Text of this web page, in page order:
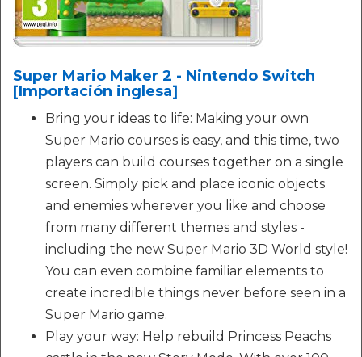
Super Mario Maker 2 - Nintendo Switch
[Importación inglesa]
Bring your ideas to life: Making your own
Super Mario courses is easy, and this time, two
players can build courses together on a single
screen. Simply pick and place iconic objects
and enemies wherever you like and choose
from many different themes and styles -
including the new Super Mario 3D World style!
You can even combine familiar elements to
create incredible things never before seen in a
Super Mario game.
Play your way: Help rebuild Princess Peachs